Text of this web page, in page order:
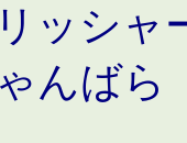
ッシャ
んばら